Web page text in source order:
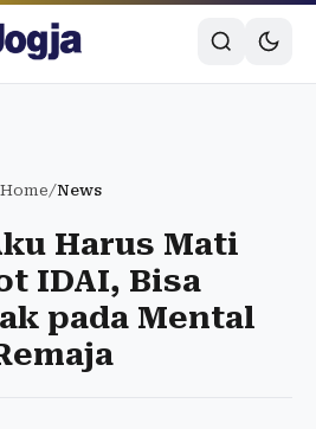
Home/News
Harus Mati
IDAI, Bisa
pada Mental